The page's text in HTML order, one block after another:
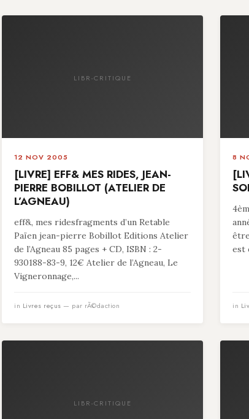
LIBR-CRITIQUE
12 NOV 2005
[LIVRE] EFF& MES RIDES, JEAN-
PIERRE BOBILLOT (ATELIER DE
L’AGNEAU)
eff&, mes ridesfragments d’un Retable
Païen jean-pierre Bobillot Editions Atelier
de l’Agneau 85 pages + CD, ISBN : 2-
930188-83-9, 12€ Atelier de l’Agneau, Le
Vigneronnage,...
in Livres reçus — par rÃ©daction
8
est
in
LIBR-CRITIQUE